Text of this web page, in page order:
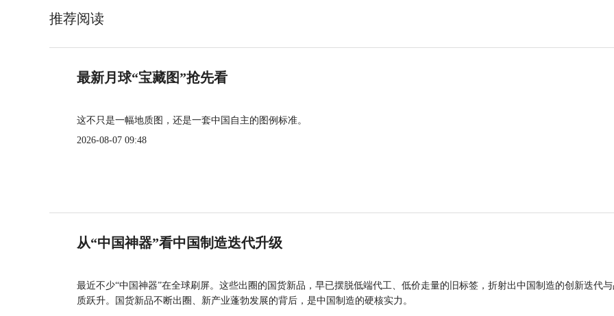
推荐阅读
最新月球“宝藏图”抢先看
这不只是一幅地质图，还是一套中国自主的图例标准。
2026-08-07 09:48
从“中国神器”看中国制造迭代升级
最近不少“中国神器”在全球刷屏。这些出圈的国货新品，早已摆脱低端代工、低价走量的旧标签，折射出中国制造的创新迭代
质跃升。国货新品不断出圈、新产业蓬勃发展的背后，是中国制造的硬核实力。